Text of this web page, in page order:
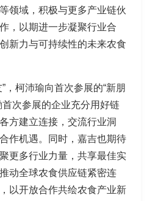
领域，积极与更多产业链伙
，以期进一步凝聚行业合
新力与可持续性的未来农食
，柯沛瑜向首次参展的“新朋
次参展的企业充分用好链
方建立连接，交流行业洞
作机遇。同时，嘉吉也期待
更多行业力量，共享最佳实
动全球农食供应链紧密连
以开放合作共绘农食产业新